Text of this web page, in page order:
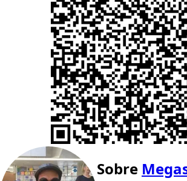
Sobre